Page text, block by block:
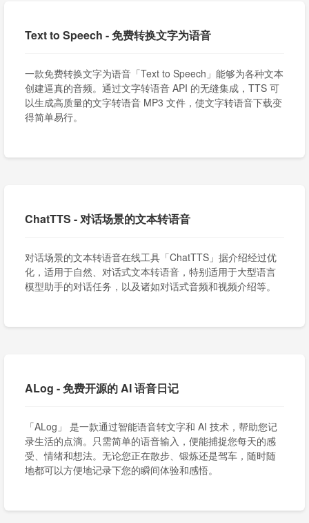
Text to Speech - 免费转换文字为语音
一款免费转换文字为语音「Text to Speech」能够为各种文本
创建逼真的音频。通过文字转语音 API 的无缝集成，TTS 可
以生成高质量的文字转语音 MP3 文件，使文字转语音下载变
得简单易行。
ChatTTS - 对话场景的文本转语音
对话场景的文本转语音在线工具「ChatTTS」据介绍经过优
化，适用于自然、对话式文本转语音，特别适用于大型语言
模型助手的对话任务，以及诸如对话式音频和视频介绍等。
ALog - 免费开源的 AI 语音日记
「ALog」 是一款通过智能语音转文字和 AI 技术，帮助您记
录生活的点滴。只需简单的语音输入，便能捕捉您每天的感
受、情绪和想法。无论您正在散步、锻炼还是驾车，随时随
地都可以方便地记录下您的瞬间体验和感悟。